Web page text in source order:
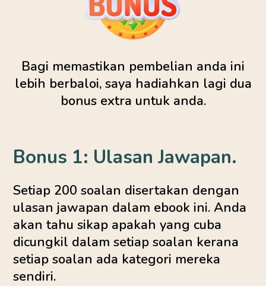
Bagi memastikan pembelian anda ini
lebih berbaloi, saya hadiahkan lagi dua
bonus extra untuk anda.
Bonus 1: Ulasan Jawapan.
Setiap 200 soalan disertakan dengan
ulasan jawapan dalam ebook ini. Anda
akan tahu sikap apakah yang cuba
dicungkil dalam setiap soalan kerana
setiap soalan ada kategori mereka
sendiri.